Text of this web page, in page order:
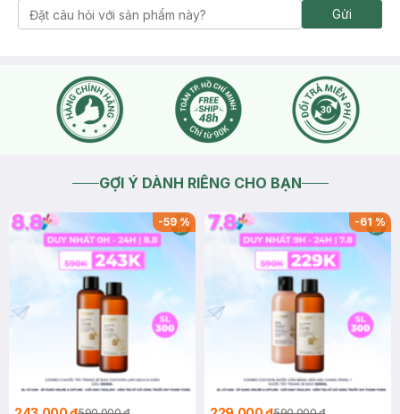
Gửi
GỢI Ý DÀNH RIÊNG CHO BẠN
-59% -61%